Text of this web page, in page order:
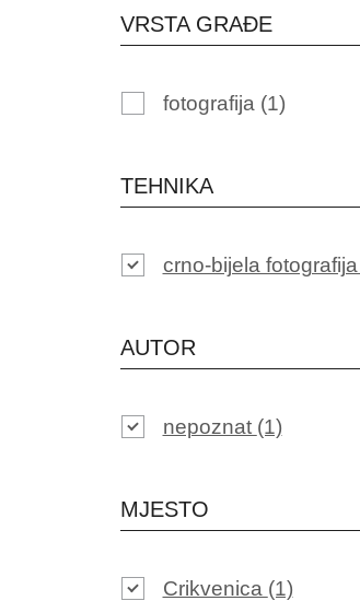
VRSTA GRAĐE
fotografija (1)
TEHNIKA
crno-bijela fotografija
AUTOR
nepoznat (1)
MJESTO
Crikvenica (1)